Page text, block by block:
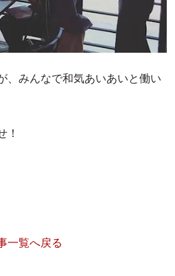
、みんなで和気あいあいと働い
！
一覧へ戻る